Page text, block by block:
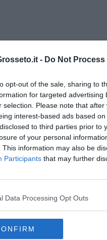
- Do Not
opt-out of the sale, sharing to
for targeted
selection. Please note that
interest-based ads based
to third parties prior to
of your personal
This information may also be
Participants that may further
Data Processing Opt Outs